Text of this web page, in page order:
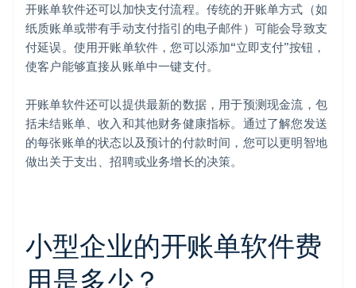
开账单软件还可以加快支付流程。传统的开账单方式（如
纸质账单或带有手动支付指引的电子邮件）可能会导致支
付延误。使用开账单软件，您可以添加“立即支付”按钮，
使客户能够直接从账单中一键支付。
开账单软件还可以提供最新的数据，用于预测现金流，包
括未结账单、收入和其他财务健康指标。通过了解您发送
的每张账单的状态以及预计的付款时间，您可以更明智地
做出关于支出、招聘或业务增长的决策。
小型企业的开账单软件费
用是多少？